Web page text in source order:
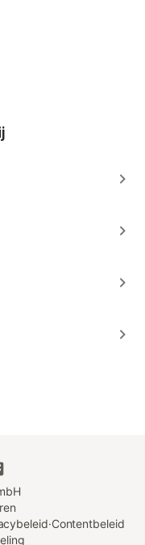
·Contentbeleid